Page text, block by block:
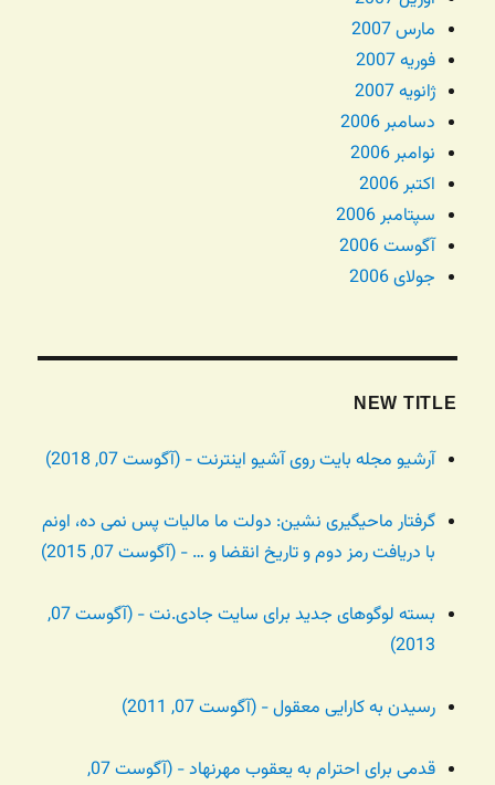
مارس 2007
فوریه 2007
ژانویه 2007
دسامبر 2006
نوامبر 2006
اکتبر 2006
سپتامبر 2006
آگوست 2006
جولای 2006
NEW TITLE
آرشیو مجله بایت روی آشیو اینترنت - (آگوست 07, 2018)
گرفتار ماحیگیری نشین: دولت ما مالیات پس نمی ده، اونم
با دریافت رمز دوم و تاریخ انقضا و … - (آگوست 07, 2015)
بسته لوگوهای جدید برای سایت جادی.نت - (آگوست 07,
2013)
رسیدن به کارایی معقول - (آگوست 07, 2011)
قدمی برای احترام به یعقوب مهرنهاد - (آگوست 07,